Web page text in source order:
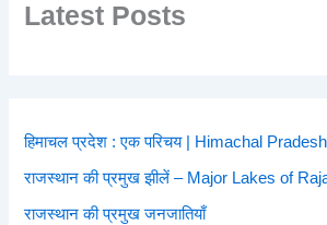
Latest Posts
हिमाचल प्रदेश : एक परिचय | Himachal
राजस्थान की प्रमुख झीलें – Major Lakes of
राजस्थान की प्रमुख जनजातियाँ